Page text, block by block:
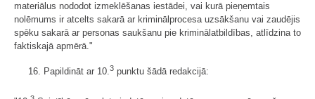
materiālus nododot izmeklēšanas iestādei, vai kurā pieņemtais
nolēmums ir atcelts sakarā ar kriminālprocesa uzsākšanu vai zaudējis
spēku sakarā ar personas saukšanu pie kriminālatbildības, atlīdzina to
faktiskajā apmērā."
16. Papildināt ar 10.3 punktu šādā redakcijā: